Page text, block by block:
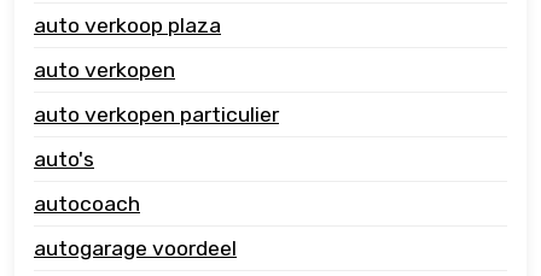
auto verkoop plaza
auto verkopen
auto verkopen particulier
auto's
autocoach
autogarage voordeel